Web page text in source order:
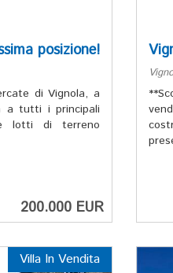
posizione!
di Vignola, a
a tutti i principali
lotti di terreno
200.000 EUR
Villa In Vendita